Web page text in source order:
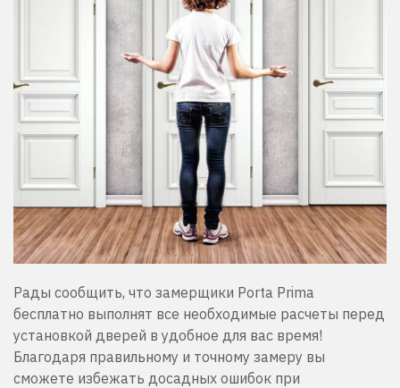
Рады сообщить, что замерщики Porta Prima
бесплатно выполнят все необходимые расчеты перед
установкой дверей в удобное для вас время!
Благодаря правильному и точному замеру вы
сможете избежать досадных ошибок при